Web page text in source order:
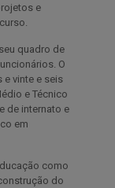
e
quadro de
O
vinte e seis
e Técnico
de internato e
em
como
do